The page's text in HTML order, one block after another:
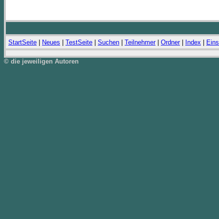
StartSeite Neues TestSeite Suchen Teilnehmer| Ordner| Index
© die jeweiligen Autoren